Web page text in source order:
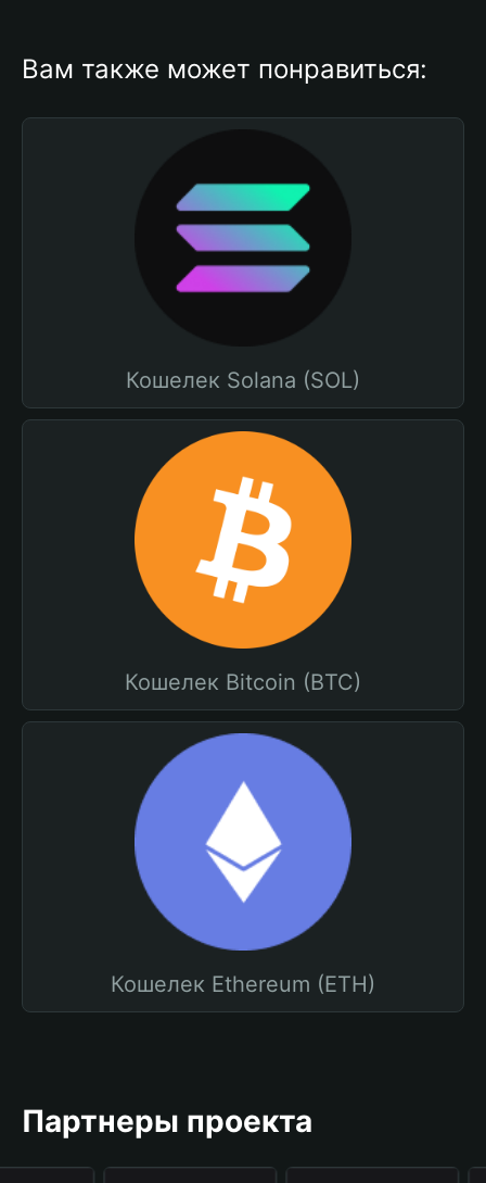
Вам также может понравиться:
Кошелек Solana (SOL)
Кошелек Bitcoin (BTC)
Кошелек Ethereum (ETH)
Партнеры проекта